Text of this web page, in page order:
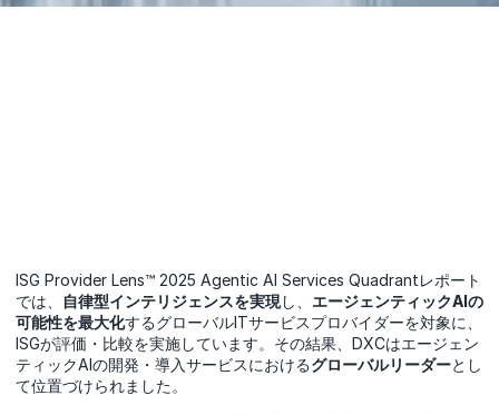
ISG Provider Lens™ 2025 Agentic AI Services Quadrantレポート
では、
自律型インテリジェンスを実現し、 エージェンティックAIの
可能性を最大化するグローバルITサービスプロバイダーを対象に、
ISGが評価・比較を実施しています。その結果、DXCはエージェン
ティックAIの開発・導入サービスにおけるグローバルリーダーとし
て位置づけられました。